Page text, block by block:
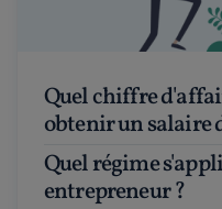
Quel chiffre d'affaires faut-il pour
obtenir un salaire
Quel régime s'applique à l'auto-
entrepreneur ?